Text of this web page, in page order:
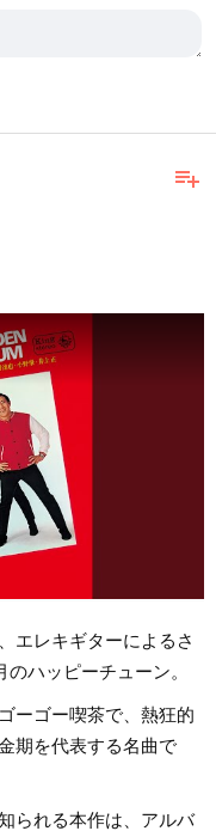
playlist_add
エレキギターによるさ
ハッピーチューン。
ーゴー喫茶で、熱狂的
期を代表する名曲で
られる本作は、アルバ